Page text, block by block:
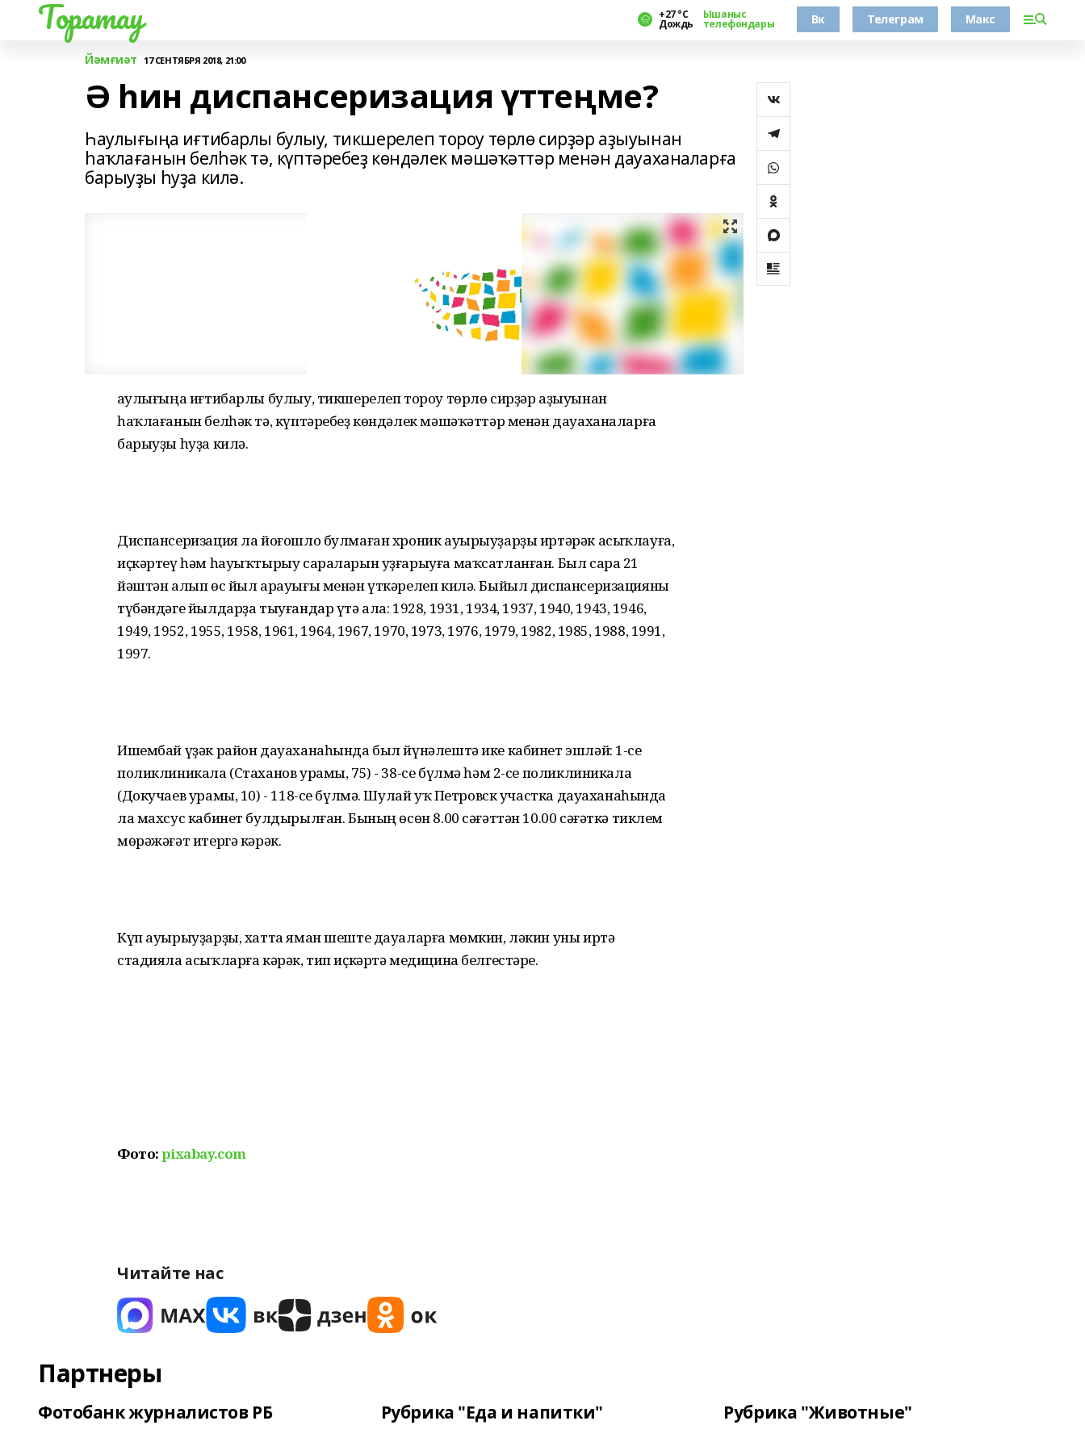
Торатау +27 °С
Дождь
Ышаныс
телефондары Вк Телеграм Макс
Йәмғиәт 17 СЕНТЯБРЯ 2018, 21:00
Ә һин диспансеризация үттеңме?
Һаулығыңа иғтибарлы булыу, тикшерелеп тороу төрлө сирҙәр аҙыуынан
һаҡлағанын белһәк тә, күптәребеҙ көндәлек мәшәҡәттәр менән дауаханаларға
барыуҙы һуҙа килә.
Һаулығыңа иғтибарлы булыу, тикшерелеп тороу төрлө сирҙәр аҙыуынан
һаҡлағанын белһәк тә, күптәребеҙ көндәлек мәшәҡәттәр менән дауаханаларға
барыуҙы һуҙа килә.
Диспансеризация ла йоғошло булмаған хроник ауырыуҙарҙы иртәрәк асыҡлауға,
иҫкәртеү һәм һауыҡтырыу сараларын уҙғарыуға маҡсатланған. Был сара 21
йәштән алып өс йыл арауығы менән үткәрелеп килә. Быйыл диспансеризацияны
түбәндәге йылдарҙа тыуғандар үтә ала: 1928, 1931, 1934, 1937, 1940, 1943, 1946,
1949, 1952, 1955, 1958, 1961, 1964, 1967, 1970, 1973, 1976, 1979, 1982, 1985, 1988, 1991,
1997.
Ишембай үҙәк район дауаханаһында был йүнәлештә ике кабинет эшләй: 1-се
поликлиникала (Стаханов урамы, 75) - 38-се бүлмә һәм 2-се поликлиникала
(Докучаев урамы, 10) - 118-се бүлмә. Шулай уҡ Петровск участка дауаханаһында
ла махсус кабинет булдырылған. Бының өсөн 8.00 сәғәттән 10.00 сәғәткә тиклем
мөрәжәғәт итергә кәрәк.
Күп ауырыуҙарҙы, хатта яман шеште дауаларға мөмкин, ләкин уны иртә
стадияла асыҡларға кәрәк, тип иҫкәртә медицина белгестәре.
Фото:pixabay.com
Читайте нас
Партнеры
Фотобанк журналистов РБ Рубрика "Еда и напитки" Рубрика "Животные"